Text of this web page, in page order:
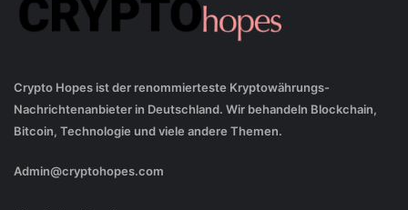
Crypto Hopes ist der renommierteste Kryptowährungs-
Nachrichtenanbieter in Deutschland. Wir behandeln Blockchain,
Bitcoin, Technologie und viele andere Themen.
Admin@cryptohopes.com